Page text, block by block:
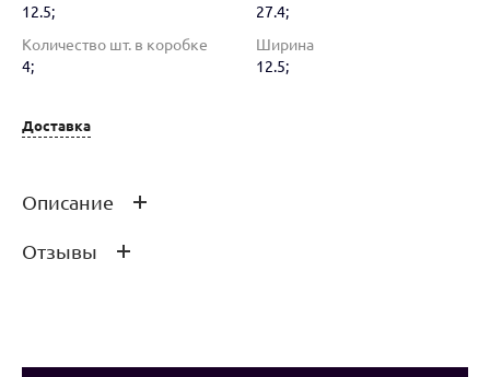
12.5;
27.4;
Количество шт. в коробке
4;
Ширина
12.5;
Доставка
Описание
TUDOR ENGLAND Royal White Емкость для закусок 13 см
Отзывы